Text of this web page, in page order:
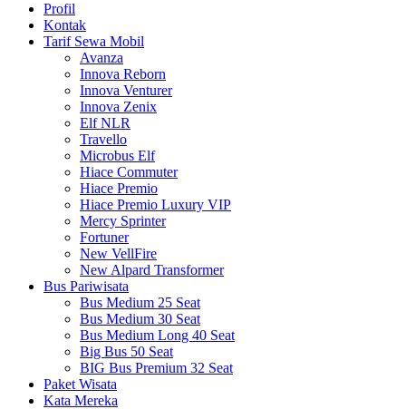
Profil
Kontak
Tarif Sewa Mobil
Avanza
Innova Reborn
Innova Venturer
Innova Zenix
Elf NLR
Travello
Microbus Elf
Hiace Commuter
Hiace Premio
Hiace Premio Luxury VIP
Mercy Sprinter
Fortuner
New VellFire
New Alpard Transformer
Bus Pariwisata
Bus Medium 25 Seat
Bus Medium 30 Seat
Bus Medium Long 40 Seat
Big Bus 50 Seat
BIG Bus Premium 32 Seat
Paket Wisata
Kata Mereka